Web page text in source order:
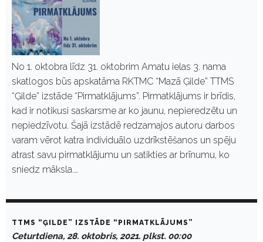
No 1. oktobra līdz 31. oktobrim Amatu ielas 3. nama
skatlogos būs apskatāma RKTMC “Mazā Ģilde” TTMS
“Ģilde” izstāde “Pirmatklājums”. Pirmatklājums ir brīdis,
kad ir notikusi saskarsme ar ko jaunu, nepieredzētu un
nepiedzīvotu. Šajā izstādē redzamajos autoru darbos
varam vērot katra individuālo uzdrīkstēšanos un spēju
atrast savu pirmatklājumu un satikties ar brīnumu, ko
sniedz māksla.…
TTMS “ĢILDE” IZSTĀDE “PIRMATKLĀJUMS”
Ceturtdiena, 28. oktobris, 2021. plkst. 00:00